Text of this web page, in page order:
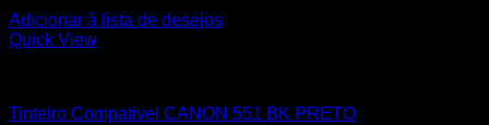
Adicionar á lista de desejos
Quick View
Tinteiro Compativel CANON 551 BK PRETO